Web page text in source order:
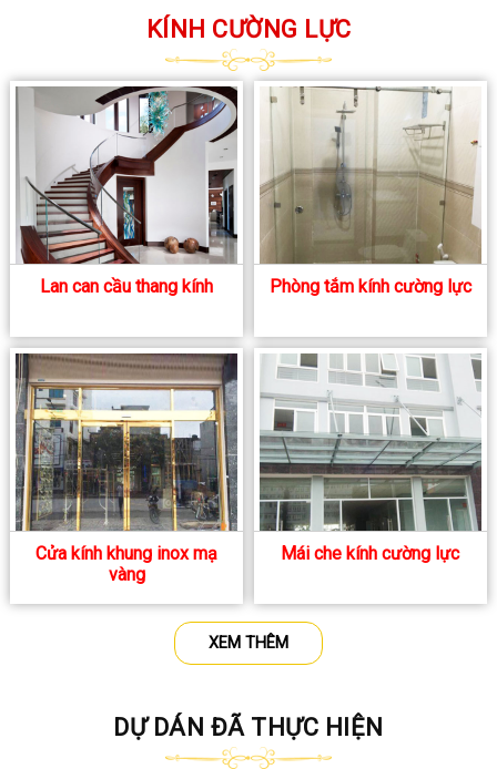
KÍNH CƯỜNG LỰC
Lan can cầu thang kính Phòng tắm kính cường lực
Cửa kính khung inox mạ
vàng
Mái che kính cường lực
XEM THÊM
DỰ DÁN ĐÃ THỰC HIỆN